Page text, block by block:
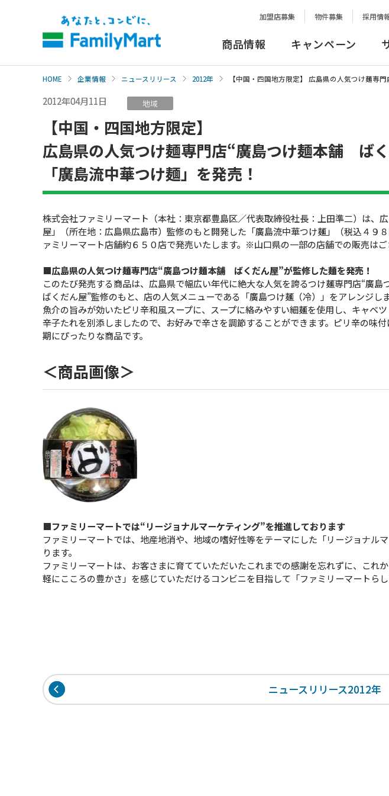
加盟店募集 物件募集 採用情
商品情報 キャンペーン
HOME 企業情報 ニュースリリース 2012年 【中国・四国地方限定】 広島県の人気つけ麺専
2012年04月11日 地域
【中国・四国地方限定】
広島県の人気つけ麺専門店“廣島つけ麺本舗 ば
「廣島流中華つけ麺」を発売！
株式会社ファミリーマート（本社：東京都豊島区／代表取締役社長：上田準二）は
屋」（所在地：広島県広島市）監修のもと開発した「廣島流中華つけ麺」（税込４９
ァミリーマート店舗約６５０店で発売いたします。※山口県の一部の店舗での販売はご
■広島県の人気つけ麺専門店“廣島つけ麺本舗 ばくだん屋”が監修した麺を発売！
このたび発売する商品は、広島県で幅広い年代に絶大な人気を誇るつけ麺専門店“廣島
ばくだん屋”監修のもと、店の人気メニューである「廣島つけ麺（冷）」をアレンジし
魚介の旨みが効いたピリ辛和風スープに、スープに絡みやすい細麺を使用し、キャベ
辛子たれを別添しましたので、お好みで辛さを調節することができます。ピリ辛の味
期にぴったりな商品です。
＜商品画像＞
■ファミリーマートでは“リージョナルマーケティング”を推進しております
ファミリーマートでは、地産地消や、地域の嗜好性等をテーマにした「リージョナル
ります。
ファミリーマートは、お客さまに育てていただいたこれまでの感謝を忘れずに、これ
軽にこころの豊かさ」を感じていただけるコンビニを目指して「ファミリーマートらし
ニュースリリース2012年